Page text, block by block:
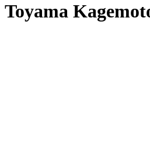
Toyama